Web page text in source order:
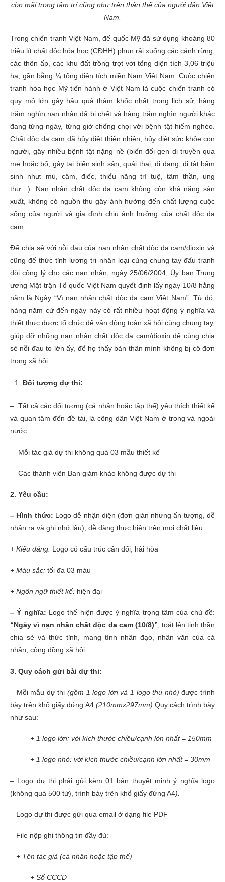
còn mãi trong tâm trí cũng như trên thân thể của người dân Việt
Nam.
Trong chiến tranh Việt Nam, đế quốc Mỹ đã sử dụng khoảng 80
triệu lít chất độc hóa học (CĐHH) phun rải xuống các cánh rừng,
các thôn ấp, các khu đất trồng trọt với tổng diện tích 3,06 triệu
ha, gần bằng ¼ tổng diện tích miền Nam Việt Nam. Cuộc chiến
tranh hóa học Mỹ tiến hành ở Việt Nam là cuộc chiến tranh có
quy mô lớn gây hậu quả thảm khốc nhất trong lịch sử, hàng
trăm nghìn nạn nhân đã bị chết và hàng trăm nghìn người khác
đang từng ngày, từng giờ chống chọi với bệnh tật hiểm nghèo.
Chất độc da cam đã hủy diệt thiên nhiên, hủy diệt sức khỏe con
người, gây nhiều bệnh tật nặng nề (biến đổi gen di truyền qua
mẹ hoặc bố, gây tai biến sinh sản, quái thai, dị dạng, dị tật bẩm
sinh như: mù, câm, điếc, thiểu năng trí tuệ, tâm thần, ung
thư…). Nạn nhân chất độc da cam không còn khả năng sản
xuất, không có nguồn thu gây ảnh hưởng đến chất lượng cuộc
sống của người và gia đình chịu ảnh hưởng của chất độc da
cam.
Để chia sẻ với nỗi đau của nạn nhân chất độc da cam/dioxin và
cũng để thức tỉnh lương tri nhân loại cùng chung tay đấu tranh
đòi công lý cho các nạn nhân, ngày 25/06/2004, Ủy ban Trung
ương Mặt trận Tổ quốc Việt Nam quyết định lấy ngày 10/8 hằng
năm là Ngày “Vì nạn nhân chất độc da cam Việt Nam”. Từ đó,
hàng năm cứ đến ngày này có rất nhiều hoạt động ý nghĩa và
thiết thực được tổ chức để vận động toàn xã hội cùng chung tay,
giúp đỡ những nạn nhân chất độc da cam/dioxin để cùng chia
sẻ nỗi đau to lớn ấy, để họ thấy bản thân mình không bị cô đơn
trong xã hội.
Đối tượng dự thi:
– Tất cả các đối tượng (cá nhân hoặc tập thể) yêu thích thiết kế
và quan tâm đến đề tài, là công dân Việt Nam ở trong và ngoài
nước.
– Mỗi tác giả dự thi không quá 03 mẫu thiết kế
– Các thành viên Ban giám khảo không được dự thi
2. Yêu cầu:
– Hình thức: Logo dễ nhận diện (đơn giản nhưng ấn tượng, dễ
nhận ra và ghi nhớ lâu), dễ dàng thực hiện trên mọi chất liệu.
+ Kiểu dáng: Logo có cấu trúc cân đối, hài hòa
+ Màu sắc: tối đa 03 màu
+ Ngôn ngữ thiết kế: hiện đại
– Ý nghĩa: Logo thể hiện được ý nghĩa trọng tâm của chủ đề:
“Ngày vì nạn nhân chất độc da cam(10/8)” , toát lên tinh thần
chia sẻ và thức tỉnh, mang tính nhân đạo, nhân văn của cá
nhân, cộng đồng xã hội.
3. Quy cách gửi bài dự thi:
– Mỗi mẫu dự thi (gồm 1 logo lớn và 1 logo thu nhỏ) được trình
bày trên khổ giấy đứng A4 (210mmx297mm) Quy cách trình bày
như sau:
+ 1 logo lớn: với kích thước chiều/cạnh lớn nhất = 150mm
+ 1 logo nhỏ: với kích thước chiều/cạnh lớn nhất = 30mm
– Logo dự thi phải gửi kèm 01 bản thuyết minh ý nghĩa logo
(không quá 500 từ), trình bày trên khổ giấy đứng A4)
– Logo dự thi được gửi qua email ở dạng file PDF
– File nộp ghi thông tin đầy đủ:
+ Tên tác giả (cá nhân hoặc tập thể)
+ Số CCCD